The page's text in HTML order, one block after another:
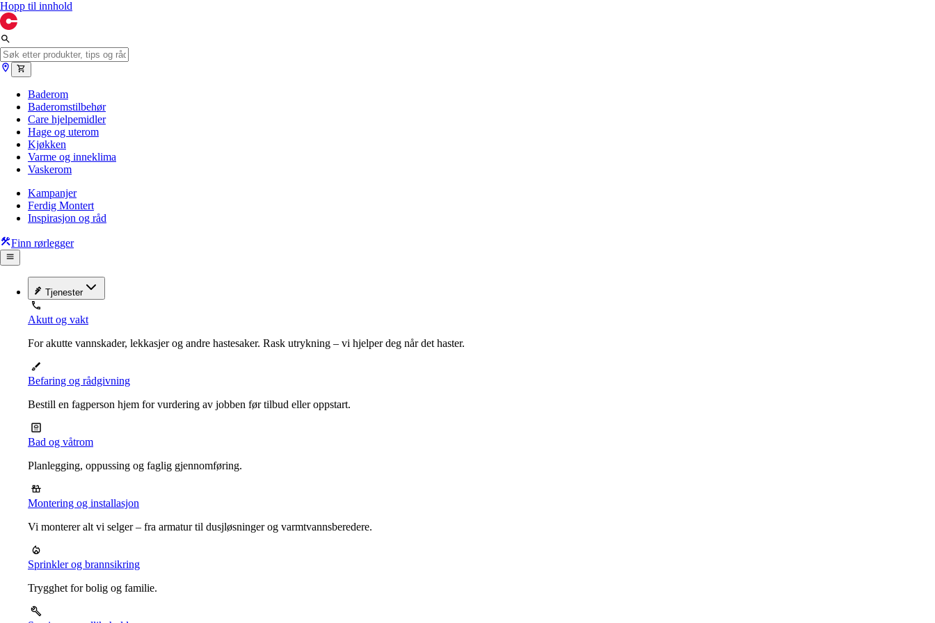
Hopp til innhold
Baderom
Baderomstilbehør
Care hjelpemidler
Hage og uterom
Kjøkken
Varme og inneklima
Vaskerom
Kampanjer
Ferdig Montert
Inspirasjon og råd
Finn rørlegger
Tjenester
Akutt og vakt
For akutte vannskader, lekkasjer og andre hastesaker. Rask utrykning – vi hjelper deg når det haster.
Befaring og rådgivning
Bestill en fagperson hjem for vurdering av jobben før tilbud eller oppstart.
Bad og våtrom
Planlegging, oppussing og faglig gjennomføring.
Montering og installasjon
Vi monterer alt vi selger – fra armatur til dusjløsninger og varmtvannsberedere.
Sprinkler og brannsikring
Trygghet for bolig og familie.